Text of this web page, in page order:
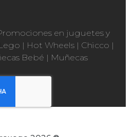
en juguetes y
| Hot Wheels | Chicco |
Bebé | Muñecas